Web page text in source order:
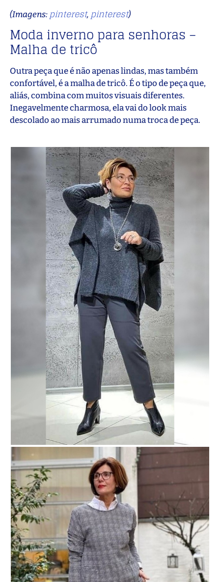
(Imagens:pinterest, pinterest)
Moda inverno para senhoras –
Malha de tricô
Outra peça que é não apenas lindas, mas também
confortável, é a malha de tricô. É o tipo de peça que,
aliás, combina com muitos visuais diferentes.
Inegavelmente charmosa, ela vai do look mais
descolado ao mais arrumado numa troca de peça.